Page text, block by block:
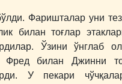
Фаришталар уни
билан тоғлар
Ўзини ўнглаб
Фред билан Джинни
У пекари